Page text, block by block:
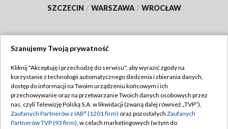
SZCZECIN / WARSZAWA / WROCŁAW
TVP
Abonament TVP
Emisja w TVP
Regulamin TVP
Polityka prywatności
Szanujemy Twoją prywatność
Kliknij "Akceptuję i przechodzę do serwisu", aby wyrazić zgody na
korzystanie z technologii automatycznego śledzenia i zbierania danych,
dostęp do informacji na Twoim urządzeniu końcowym i ich
przechowywanie oraz na przetwarzanie Twoich danych osobowych przez
nas, czyli Telewizję Polską S.A. w likwidacji (zwaną dalej również „TVP”),
Zaufanych Partnerów z IAB* (1201 firm) oraz pozostałych Zaufanych
Partnerów TVP (93 firm), w celach marketingowych (w tym do